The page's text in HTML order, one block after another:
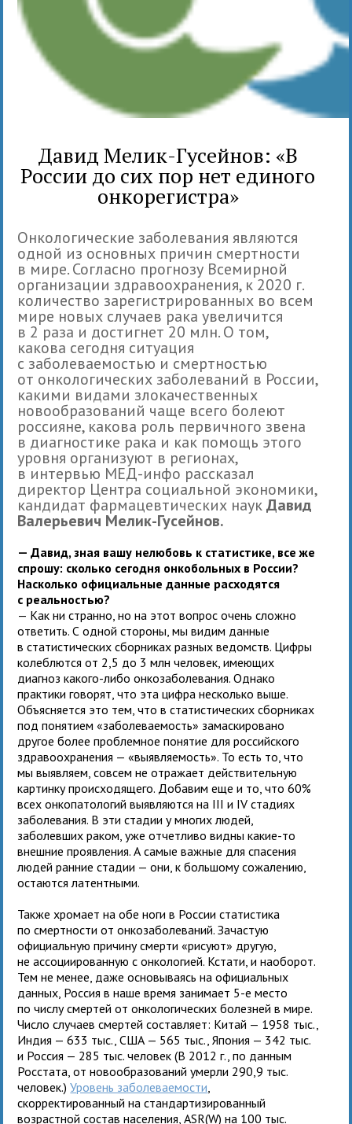
Давид Мелик-Гусейнов: «В
России до сих пор нет единого
онкорегистра»
Онкологические заболевания являются
одной из основных причин смертности
в мире. Согласно прогнозу Всемирной
организации здравоохранения, к 2020 г.
количество зарегистрированных во всем
мире новых случаев рака увеличится
в 2 раза и достигнет 20 млн. О том,
какова сегодня ситуация
с заболеваемостью и смертностью
от онкологических заболеваний в России,
какими видами злокачественных
новообразований чаще всего болеют
россияне, какова роль первичного звена
в диагностике рака и как помощь этого
уровня организуют в регионах,
в интервью МЕД-инфо рассказал
директор Центра социальной экономики,
кандидат фармацевтических наукДавид
Валерьевич Мелик-Гусейнов.
— Давид, зная вашу нелюбовь к статистике, все же
спрошу: сколько сегодня онкобольных в России?
Насколько официальные данные расходятся
с реальностью?
— Как ни странно, но на этот вопрос очень сложно
ответить. С одной стороны, мы видим данные
в статистических сборниках разных ведомств. Цифры
колеблются от 2,5 до 3 млн человек, имеющих
диагноз какого-либо онкозаболевания. Однако
практики говорят, что эта цифра несколько выше.
Объясняется это тем, что в статистических сборниках
под понятием «заболеваемость» замаскировано
другое более проблемное понятие для российского
здравоохранения — «выявляемость». То есть то, что
мы выявляем, совсем не отражает действительную
картинку происходящего. Добавим еще и то, что 60%
всех онкопатологий выявляются на III и IV стадиях
заболевания. В эти стадии у многих людей,
заболевших раком, уже отчетливо видны какие-то
внешние проявления. А самые важные для спасения
людей ранние стадии — они, к большому сожалению,
остаются латентными.
Также хромает на обе ноги в России статистика
по смертности от онкозаболеваний. Зачастую
официальную причину смерти «рисуют» другую,
не ассоциированную с онкологией. Кстати, и наоборот.
Тем не менее, даже основываясь на официальных
данных, Россия в наше время занимает 5-е место
по числу смертей от онкологических болезней в мире.
Число случаев смертей составляет: Китай — 1958 тыс.,
Индия — 633 тыс., США — 565 тыс., Япония — 342 тыс.
и Россия — 285 тыс. человек (В 2012 г., по данным
Росстата, от новообразований умерли 290,9 тыс.
человек.)Уровень заболеваемости
скорректированный на стандартизированный
возрастной состав населения, ASR(W) на 100 тыс.